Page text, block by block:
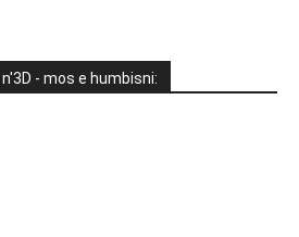
- mos e humbisni: